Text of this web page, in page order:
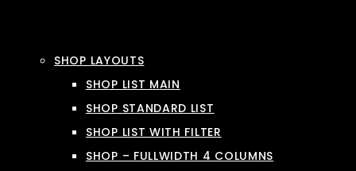
SHOP LAYOUTS
SHOP LIST MAIN
SHOP STANDARD LIST
SHOP LIST WITH FILTER
SHOP – FULLWIDTH 4 COLUMNS